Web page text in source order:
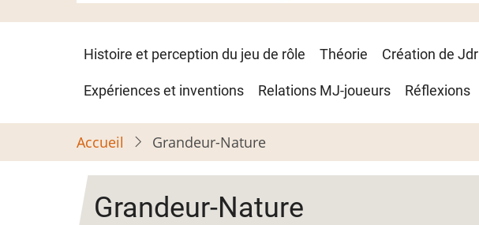
Navigation
principale
Histoire et perception du jeu de rôle Théorie Création de Jdr
Expériences et inventions Relations MJ-joueurs Réflexions
Accueil Grandeur-Nature
Grandeur-Nature